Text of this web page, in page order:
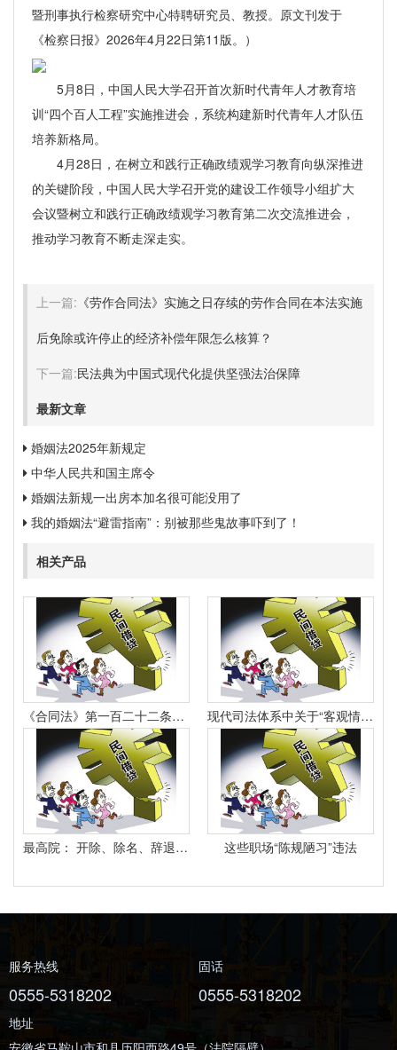
暨刑事执行检察研究中心特聘研究员、教授。原文刊发于
《检察日报》2026年4月22日第11版。）
5月8日，中国人民大学召开首次新时代青年人才教育培
训“四个百人工程”实施推进会，系统构建新时代青年人才队伍
培养新格局。
4月28日，在树立和践行正确政绩观学习教育向纵深推进
的关键阶段，中国人民大学召开党的建设工作领导小组扩大
会议暨树立和践行正确政绩观学习教育第二次交流推进会，
推动学习教育不断走深走实。
上一篇: 《劳作合同法》实施之日存续的劳作合同在本法实施
后免除或许停止的经济补偿年限怎么核算？
下一篇:民法典为中国式现代化提供坚强法治保障
最新文章
婚姻法2025年新规定
中华人民共和国主席令
婚姻法新规一出房本加名很可能没用了
我的婚姻法“避雷指南”：别被那些鬼故事吓到了！
相关产品
《合同法》第一百二十二条规定：“因当事人一方的违约行为侵害对方人身、财产权益的受损害方有权选择依照本法要求其承担违约责任或者依照其他法律要求其承担侵权责任。 现代司法体系中关于“客观情况出现重大变化”的法律规定有哪些
最高院： 开除、除名、辞退与解除劳动合同之间有什么区别？ 这些职场“陈规陋习”违法
服务热线
0555-5318202
固话
0555-5318202
地址